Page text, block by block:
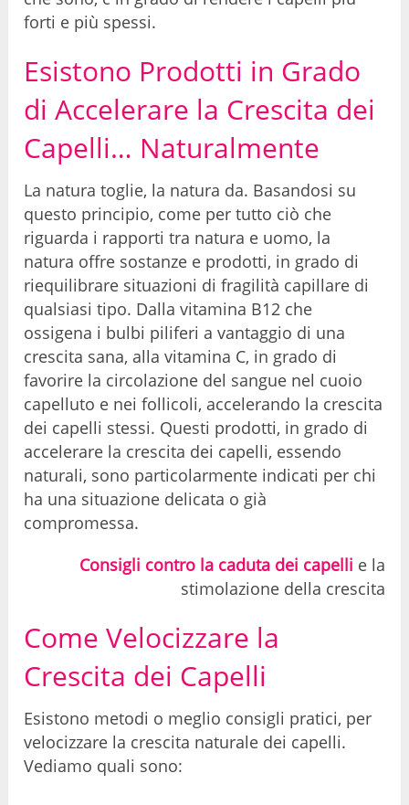
forti e più spessi.
Esistono Prodotti in Grado
di Accelerare la Crescita dei
Capelli… Naturalmente
La natura toglie, la natura da. Basandosi su
questo principio, come per tutto ciò che
riguarda i rapporti tra natura e uomo, la
natura offre sostanze e prodotti, in grado di
riequilibrare situazioni di fragilità capillare di
qualsiasi tipo. Dalla vitamina B12 che
ossigena i bulbi piliferi a vantaggio di una
crescita sana, alla vitamina C, in grado di
favorire la circolazione del sangue nel cuoio
capelluto e nei follicoli, accelerando la crescita
dei capelli stessi. Questi prodotti, in grado di
accelerare la crescita dei capelli, essendo
naturali, sono particolarmente indicati per chi
ha una situazione delicata o già
compromessa.
Consigli contro la caduta dei capelli e la
stimolazione della crescita
Come Velocizzare la
Crescita dei Capelli
Esistono metodi o meglio consigli pratici, per
velocizzare la crescita naturale dei capelli.
Vediamo quali sono: